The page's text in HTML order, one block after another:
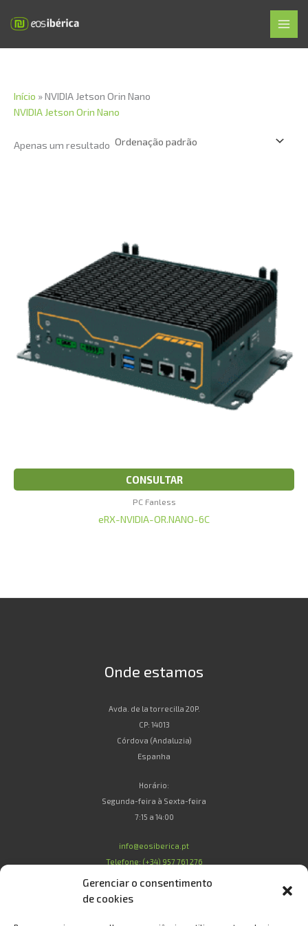
Gerenciar o consentimento
de cookies
Início »NVIDIA Jetson Orin Nano
NVIDIA Jetson Orin Nano
Apenas um resultado
CONSULTAR
PC Fanless
eRX-NVIDIA-OR.NANO-6C
Onde estamos
Avda. de la torrecilla 20P.
CP: 14013
Córdova (Andaluzia)
Espanha
Horário:
Segunda-feira à Sexta-feira
7:15 a 14:00
info@eosiberica.pt
Telefone: (+34) 957 761 276